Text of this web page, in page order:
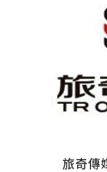
旅奇